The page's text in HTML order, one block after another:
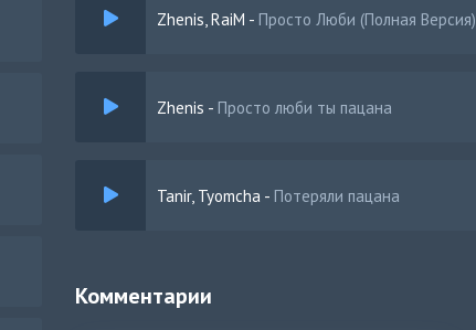
Zhenis, RaiM - Просто Люби (Полная Версия)
Zhenis - Просто люби ты пацана
Tanir, Tyomcha - Потеряли пацана
Комментарии